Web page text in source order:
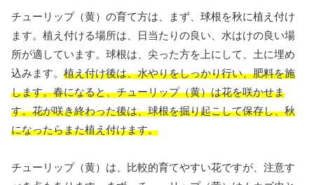
チューリップ（黄）の育て方は、まず、球根を秋に植え付け
ます。植え付ける場所は、日当たりの良い、水はけの良い場
所が適しています。球根は、尖った方を上にして、土に埋め
込みます。 植え付け後は、水やりをしっかり行い、肥料を施
します。春になると、チューリップ（黄）は花を咲かせま
す。花が咲き終わった後は、球根を掘り起こして保存し、秋
になったらまた植え付けます。
チューリップ（黄）は、比較的育てやすい花ですが、注意す